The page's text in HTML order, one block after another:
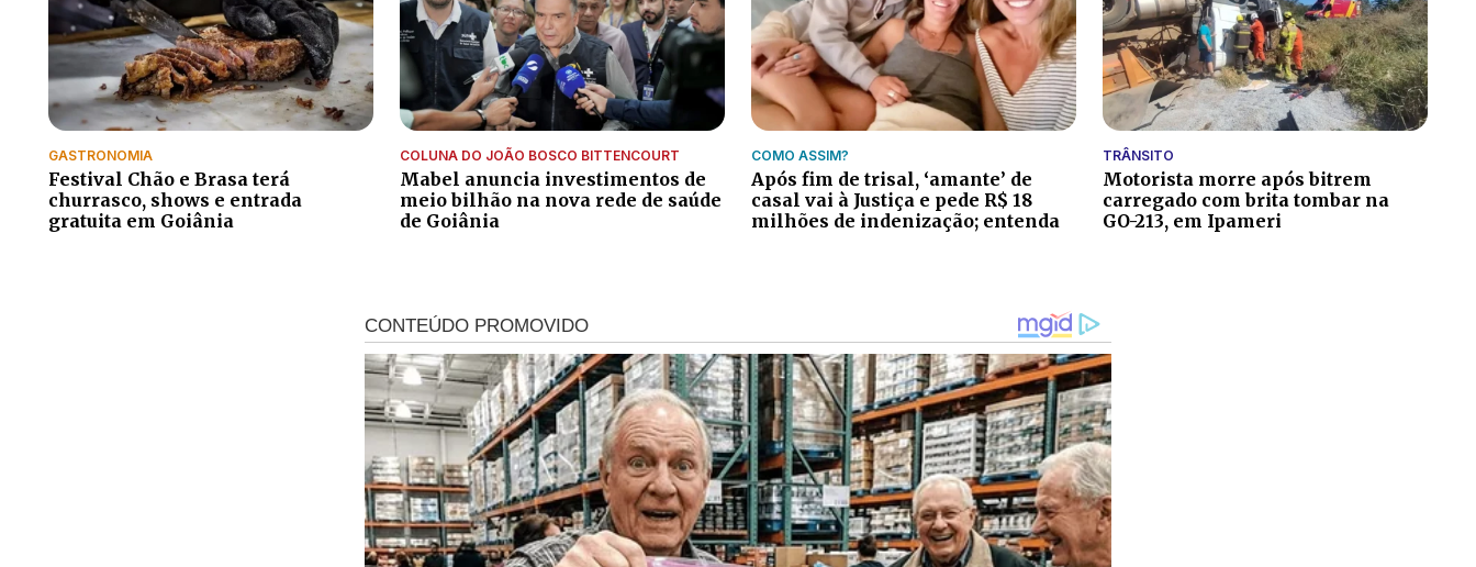
GASTRONOMIA
Festival Chão e Brasa terá
churrasco, shows e entrada
gratuita em Goiânia
COLUNA DO JOÃO BOSCO BITTENCOURT
Mabel anuncia investimentos de
meio bilhão na nova rede de saúde
de Goiânia
COMO ASSIM?
Após fim de trisal, ‘amante’ de
casal vai à Justiça e pede R$ 18
milhões de indenização; entenda
TRÂNSITO
Motorista morre após bitrem
carregado com brita tombar na
GO-213, em Ipameri